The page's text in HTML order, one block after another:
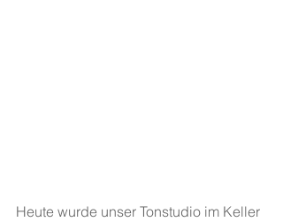
Heute wurde unser Tonstudio im Keller